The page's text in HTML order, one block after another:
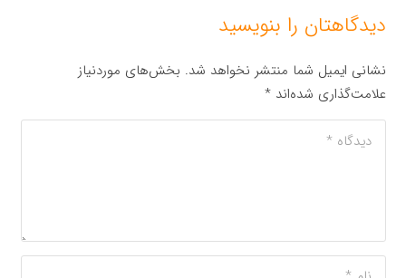
دیدگاهتان را بنویسید
نشانی ایمیل شما منتشر نخواهد شد. بخش‌های موردنیاز
علامت‌گذاری شده‌اند*